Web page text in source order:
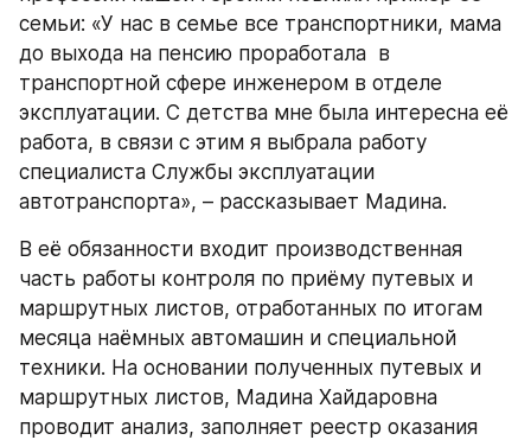
семьи: «У нас в семье все транспортники, мама
до выхода на пенсию проработала  в
транспортной сфере инженером в отделе
эксплуатации. С детства мне была интересна её
работа, в связи с этим я выбрала работу
специалиста Службы эксплуатации
автотранспорта», – рассказывает Мадина.
В её обязанности входит производственная
часть работы контроля по приёму путевых и
маршрутных листов, отработанных по итогам
месяца наёмных автомашин и специальной
техники. На основании полученных путевых и
маршрутных листов, Мадина Хайдаровна
проводит анализ, заполняет реестр оказания